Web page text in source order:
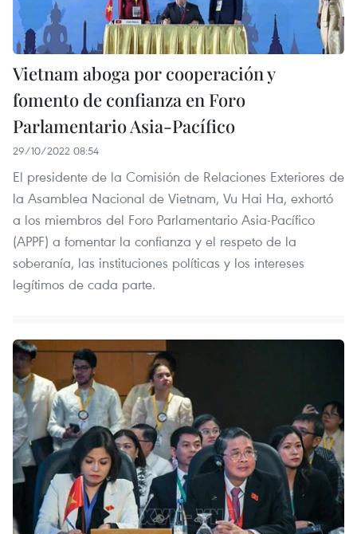
Vietnam aboga por cooperación y
fomento de confianza en Foro
Parlamentario Asia-Pacífico
29/10/2022 08:54
El presidente de la Comisión de Relaciones Exteriores de
la Asamblea Nacional de Vietnam, Vu Hai Ha, exhortó
a los miembros del Foro Parlamentario Asia-Pacífico
(APPF) a fomentar la confianza y el respeto de la
soberanía, las instituciones políticas y los intereses
legítimos de cada parte.